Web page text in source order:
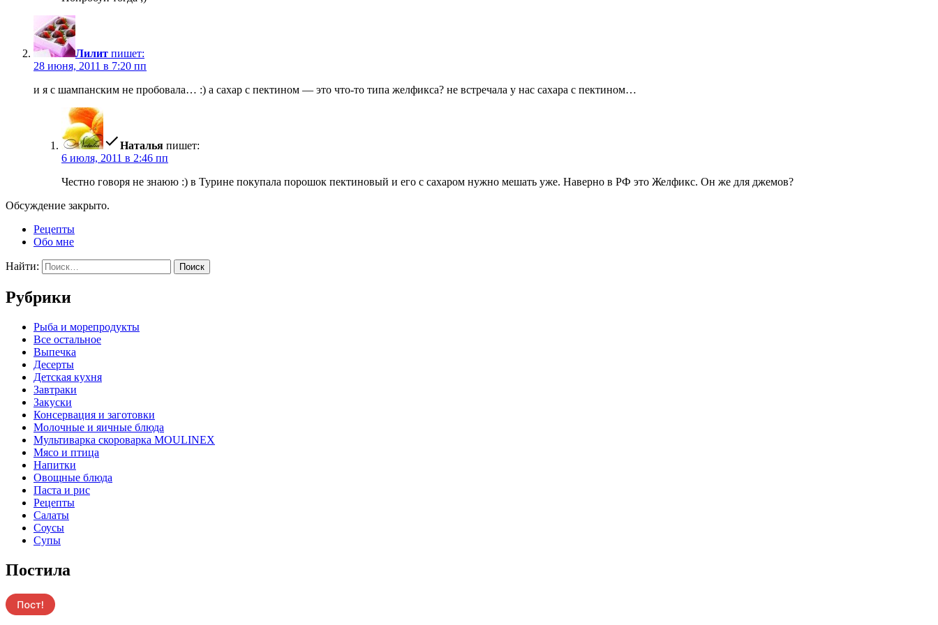
Лилит пишет:
28 июня, 2011 в 7:20 пп
и я с шампанским не пробовала… :) а сахар с пектином — это что-то типа желфикса? не встречала у нас сахара с пектином…
Наталья пишет:
6 июля, 2011 в 2:46 пп
Честно говоря не знаюю :) в Турине покупала порошок пектиновый и его с сахаром нужно мешать уже. Наверно в РФ это Желфикс. Он же для джемов?
Обсуждение закрыто.
Рецепты
Обо мне
Найти:
Рубрики
Pыба и морепродукты
Все остальное
Выпечка
Десерты
Детская кухня
Завтраки
Закуски
Консервация и заготовки
Молочные и яичные блюда
Мультиварка скороварка MOULINEX
Мясо и птица
Напитки
Овощные блюда
Паста и рис
Рецепты
Салаты
Соусы
Супы
Постила